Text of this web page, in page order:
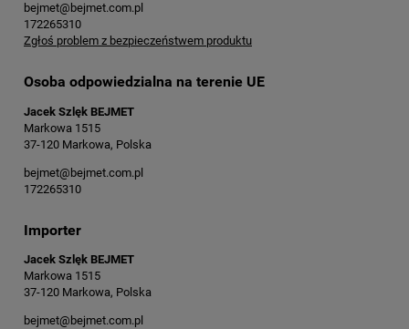
bejmet@bejmet.com.pl
172265310
Zgłoś problem z bezpieczeństwem produktu
Osoba odpowiedzialna na terenie UE
Jacek Szlęk BEJMET
Markowa 1515
37-120 Markowa, Polska
bejmet@bejmet.com.pl
172265310
Importer
Jacek Szlęk BEJMET
Markowa 1515
37-120 Markowa, Polska
bejmet@bejmet.com.pl